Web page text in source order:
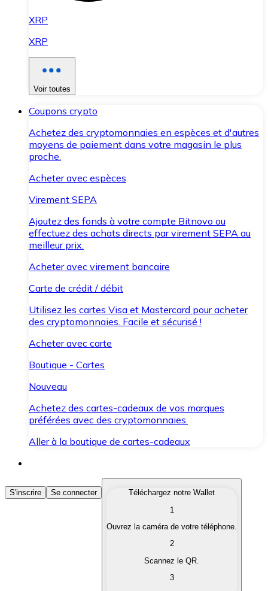
XRP
XRP
Voir toutes
Coupons crypto
Achetez des cryptomonnaies en espèces et d'autres
moyens de paiement dans votre magasin le plus
proche.
Acheter avec espèces
Virement SEPA
Ajoutez des fonds à votre compte Bitnovo ou
effectuez des achats directs par virement SEPA au
meilleur prix.
Acheter avec virement bancaire
Carte de crédit / débit
Utilisez les cartes Visa et Mastercard pour acheter
des cryptomonnaies. Facile et sécurisé !
Acheter avec carte
Boutique - Cartes
Nouveau
Achetez des cartes-cadeaux de vos marques
préférées avec des cryptomonnaies.
Aller à la boutique de cartes-cadeaux
Acheter des Cryptomonnaies
Achetez les cryptomonnaies qui vous intéressent
Convertissez vos cryptomonnaies en monnaie
S'inscrire Se connecter
Téléchargez notre Wallet
1
Ouvrez la caméra de votre téléphone.
2
Scannez le QR.
3